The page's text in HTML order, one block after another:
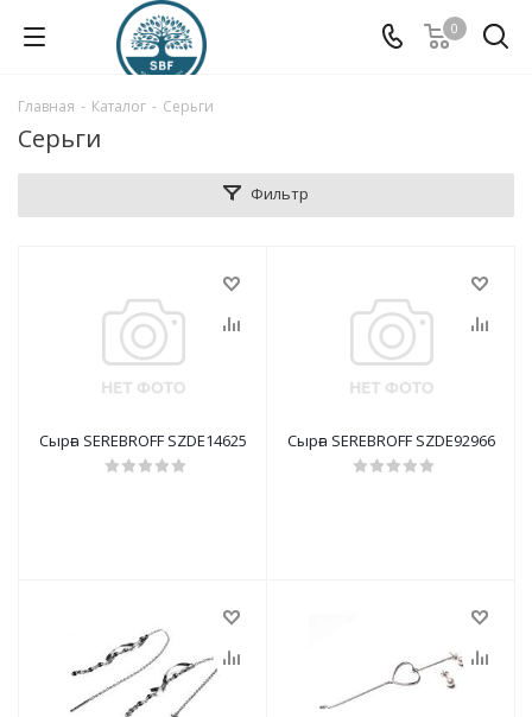
0
Главная - Каталог - Серьги
Серьги
Фильтр
Сырға SEREBROFF SZDE14625 Сырға SEREBROFF SZDE92966